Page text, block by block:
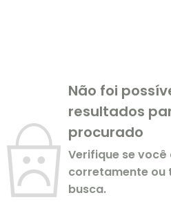
Não foi
resultados
procurado
Verifique se
corretamente ou
busca.